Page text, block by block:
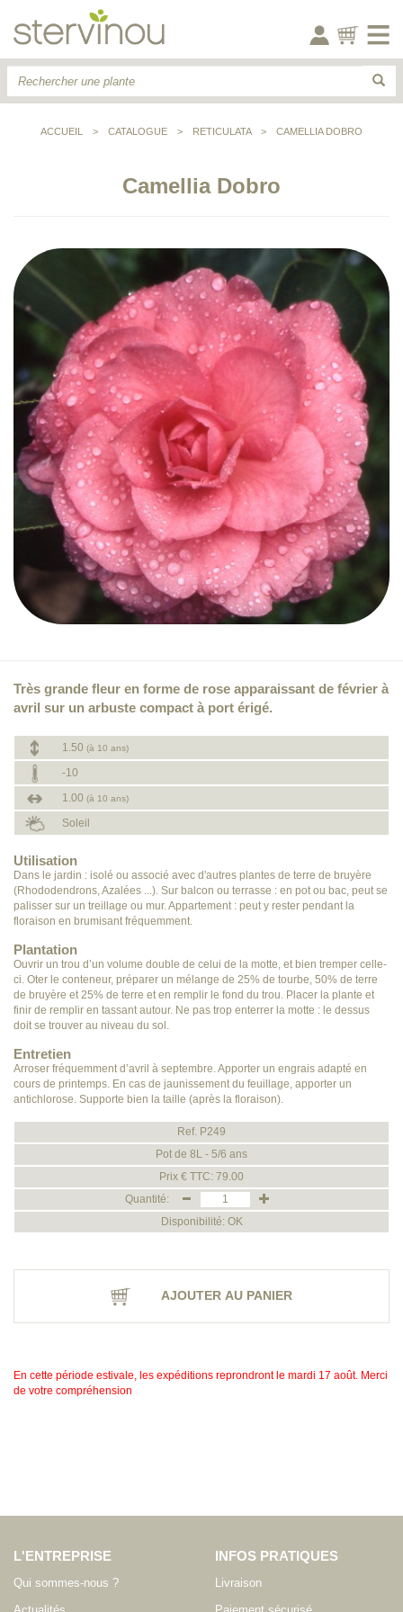
ACCUEIL > CATALOGUE > RETICULATA > CAMELLIA DOBRO
Camellia Dobro
Très grande fleur en forme de rose apparaissant de février à
avril sur un arbuste compact à port érigé.
1.50 (à 10 ans)
-10
1.00 (à 10 ans)
Soleil
Utilisation
Dans le jardin : isolé ou associé avec d'autres plantes de terre de bruyère
(Rhododendrons, Azalées ...). Sur balcon ou terrasse : en pot ou bac, peut se
palisser sur un treillage ou mur. Appartement : peut y rester pendant la
floraison en brumisant fréquemment.
Plantation
Ouvrir un trou d’un volume double de celui de la motte, et bien tremper celle-
ci. Oter le conteneur, préparer un mélange de 25% de tourbe, 50% de terre
de bruyère et 25% de terre et en remplir le fond du trou. Placer la plante et
finir de remplir en tassant autour. Ne pas trop enterrer la motte : le dessus
doit se trouver au niveau du sol.
Entretien
Arroser fréquemment d’avril à septembre. Apporter un engrais adapté en
cours de printemps. En cas de jaunissement du feuillage, apporter un
antichlorose. Supporte bien la taille (après la floraison).
Ref. P249
Pot de 8L - 5/6 ans
Prix € TTC: 79.00
Quantité:
Disponibilité: OK
AJOUTER AU PANIER
En cette période estivale, les expéditions reprondront le mardi 17 août. Merci
de votre compréhension
L'ENTREPRISE
Qui sommes-nous ?
INFOS PRATIQUES
Livraison